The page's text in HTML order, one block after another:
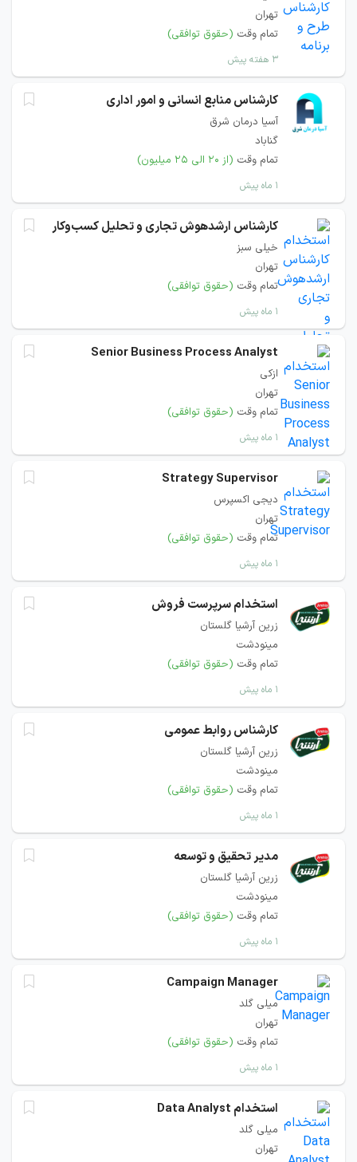
تهران
تمام وقت (حقوق توافقی)
۳ هفته پیش
کارشناس منابع انسانی و امور اداری
آسیا درمان شرق
گناباد
تمام وقت (از ۲۰ الی ۲۵ میلیون)
۱ ماه پیش
کارشناس ارشدهوش تجاری و تحلیل کسب‌وکار
خیلی سبز
تهران
تمام وقت (حقوق توافقی)
۱ ماه پیش
Senior Business Process Analyst
ازکی
تهران
تمام وقت (حقوق توافقی)
۱ ماه پیش
Strategy Supervisor
دیجی‌ اکسپرس
تهران
تمام وقت (حقوق توافقی)
۱ ماه پیش
استخدام سرپرست فروش
زرین آرشیا گلستان
مینودشت
تمام وقت (حقوق توافقی)
۱ ماه پیش
کارشناس روابط عمومی
زرین آرشیا گلستان
مینودشت
تمام وقت (حقوق توافقی)
۱ ماه پیش
مدیر تحقیق و توسعه
زرین آرشیا گلستان
مینودشت
تمام وقت (حقوق توافقی)
۱ ماه پیش
Campaign Manager
میلی گلد
تهران
تمام وقت (حقوق توافقی)
۱ ماه پیش
استخدام Data Analyst
میلی گلد
تهران